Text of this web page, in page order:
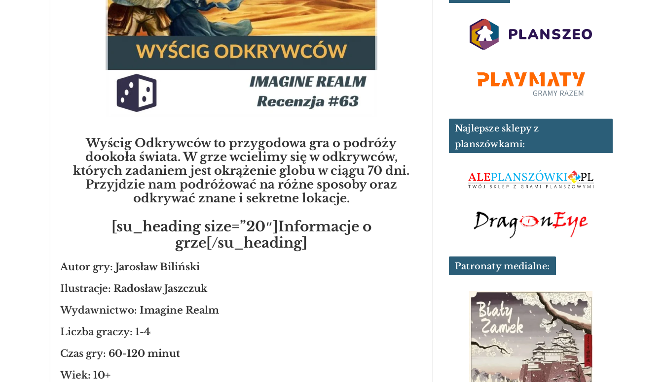
Wyścig Odkrywców to przygodowa gra o podróży
dookoła świata. W grze wcielimy się w odkrywców,
których zadaniem jest okrążenie globu w ciągu 70 dni.
Przyjdzie nam podróżować na różne sposoby oraz
odkrywać znane i sekretne lokacje.
[su_heading size=”20″]Informacje o
grze[/su_heading]
Autor gry: Jarosław Biliński
Ilustracje: Radosław Jaszczuk
Wydawnictwo: Imagine Realm
Liczba graczy: 1-4
Czas gry: 60-120 minut
Wiek: 10+
Najlepsze sklepy z
planszówkami:
Patronaty medialne: